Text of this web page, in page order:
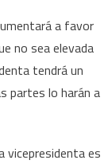
a favor
no sea elevada
tendrá un
partes lo harán a
vicepresidenta es